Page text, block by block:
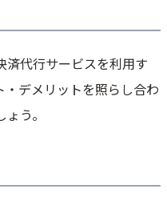
済代行サービスを利用す
デメリットを照らし合わ
う。